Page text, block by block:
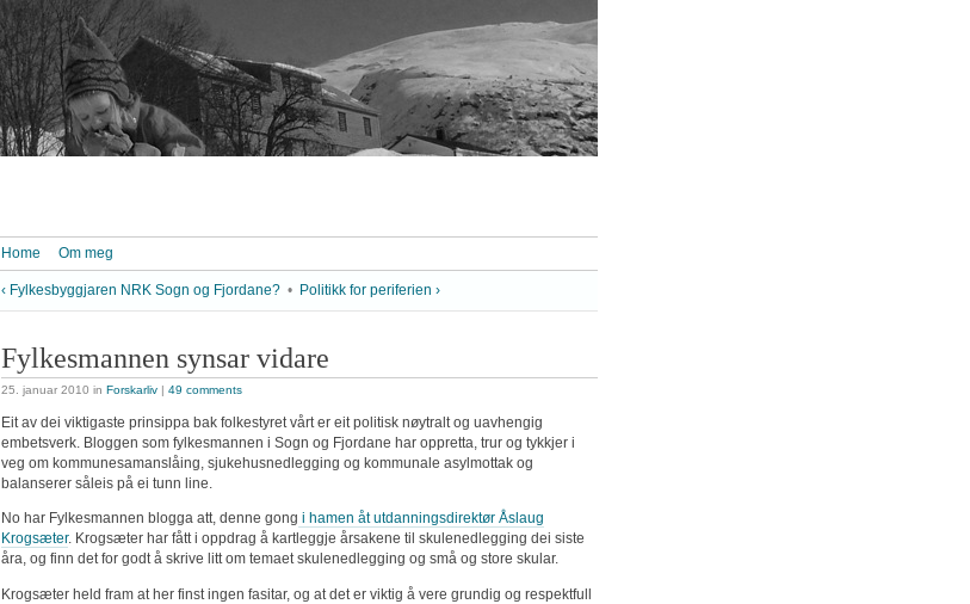
Home Om meg
‹ Fylkesbyggjaren NRK Sogn og Fjordane? • Politikk for periferien ›
Fylkesmannen synsar vidare
25. januar 2010 in Forskarliv | 49 comments
Eit av dei viktigaste prinsippa bak folkestyret vårt er eit politisk nøytralt og uavhengig
embetsverk. Bloggen som fylkesmannen i Sogn og Fjordane har oppretta, trur og tykkjer i
veg om kommunesamanslåing, sjukehusnedlegging og kommunale asylmottak og
balanserer såleis på ei tunn line.
No har Fylkesmannen blogga att, denne gong i hamen åt utdanningsdirektør Åslaug
Krogsæter. Krogsæter har fått i oppdrag å kartleggje årsakene til skulenedlegging dei siste
åra, og finn det for godt å skrive litt om temaet skulenedlegging og små og store skular.
Krogsæter held fram at her finst ingen fasitar, og at det er viktig å vere grundig og respektfull